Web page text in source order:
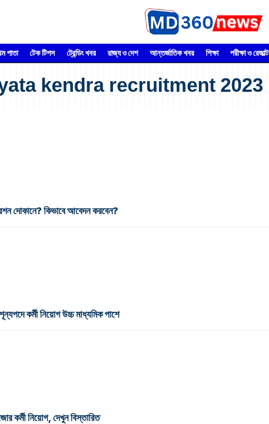
পাতা টেক টিপস ট্রেন্ডিং খবর রাজ্য ও দেশ আন্তর্জাতিক খবর শিক্ষা পরীক্ষা ও রেজাল্ট
kendra recruitment 2023
দোকানে? কিভাবে আবেদন করবেন?
কর্মী নিয়োগ উচ্চ মাধ্যমিক পাশে
কর্মী নিয়োগ, দেখুন বিস্তারিত